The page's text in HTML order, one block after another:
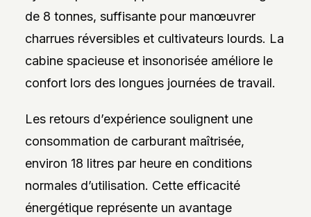
de 8 tonnes, suffisante pour manœuvrer
charrues réversibles et cultivateurs lourds. La
cabine spacieuse et insonorisée améliore le
confort lors des longues journées de travail.
Les retours d’expérience soulignent une
consommation de carburant maîtrisée,
environ 18 litres par heure en conditions
normales d’utilisation. Cette efficacité
énergétique représente un avantage